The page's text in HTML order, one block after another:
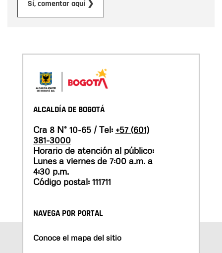
Sí, comentar aquí ❯
ALCALDÍA DE BOGOTÁ
Cra 8 N° 10-65 / Tel: +57 (601)
381-3000
Horario de atención al público:
Lunes a viernes de 7:00 a.m. a
4:30 p.m.
Código postal: 111711
NAVEGA POR PORTAL
Conoce el mapa del sitio